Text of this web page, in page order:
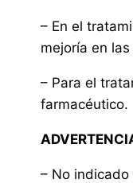
– En el
mejoría en
– Para el
farmacéutico.
– No indicado